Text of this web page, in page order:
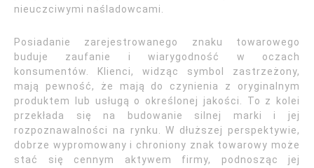
nieuczciwymi naśladowcami.
Posiadanie zarejestrowanego znaku towarowego
buduje zaufanie i wiarygodność w oczach
konsumentów. Klienci, widząc symbol zastrzeżony,
mają pewność, że mają do czynienia z oryginalnym
produktem lub usługą o określonej jakości. To z kolei
przekłada się na budowanie silnej marki i jej
rozpoznawalności na rynku. W dłuższej perspektywie,
dobrze wypromowany i chroniony znak towarowy może
stać się cennym aktywem firmy, podnosząc jej